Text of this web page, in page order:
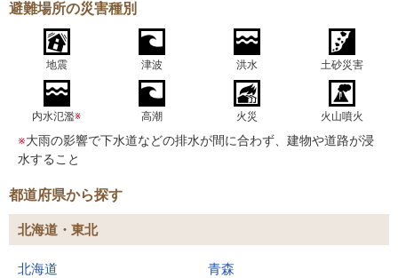
避難場所の災害種別
地震 津波 洪水 土砂災害
内水氾濫※ 高潮 火災 火山噴火
※大雨の影響で下水道などの排水が間に合わず、建物や道路が浸
水すること
都道府県から探す
北海道・東北
北海道 青森